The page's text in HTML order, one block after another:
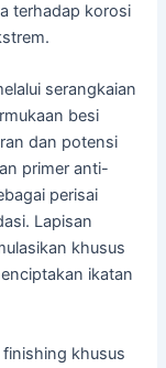
terhadap korosi
serangkaian
besi
dan potensi
primer anti-
perisai
Lapisan
khusus
ikatan
finishing khusus